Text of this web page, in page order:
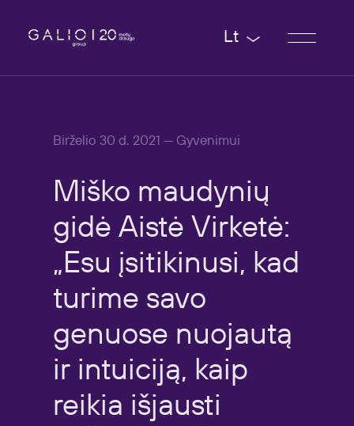
Lt
Birželio 30 d. 2021 — Gyvenimui
Miško maudynių
gidė Aistė Virketė:
„Esu įsitikinusi, kad
turime savo
genuose nuojautą
ir intuiciją, kaip
reikia išjausti